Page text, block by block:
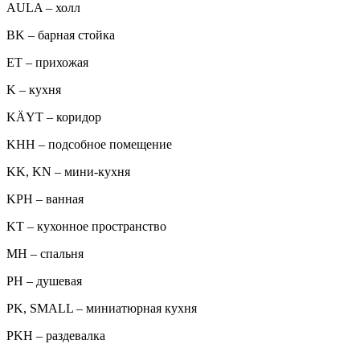
AULA – холл
BK – барная стойка
ET – прихожая
K – кухня
KÄYT – коридор
KHH – подсобное помещение
KK, KN – мини-кухня
KPH – ванная
KT – кухонное пространство
MH – спальня
PH – душевая
PK, SMALL – миниатюрная кухня
PKH – раздевалка